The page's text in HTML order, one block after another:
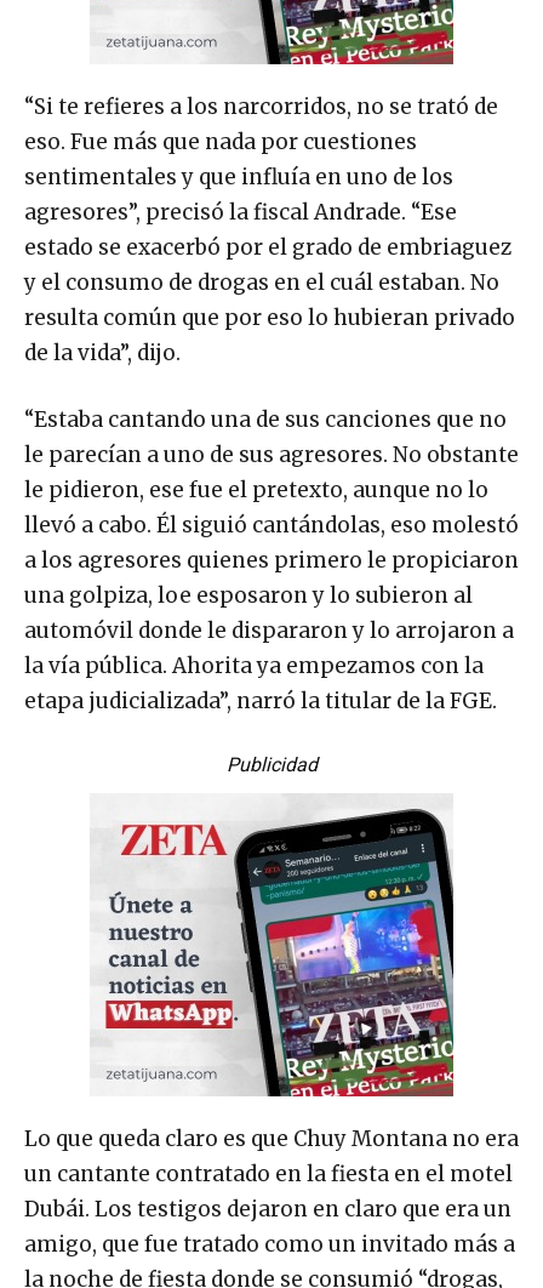
“Si te refieres a los narcorridos, no se trató de
eso. Fue más que nada por cuestiones
sentimentales y que influía en uno de los
agresores”, precisó la fiscal Andrade. “Ese
estado se exacerbó por el grado de embriaguez
y el consumo de drogas en el cuál estaban. No
resulta común que por eso lo hubieran privado
de la vida”, dijo.
“Estaba cantando una de sus canciones que no
le parecían a uno de sus agresores. No obstante
le pidieron, ese fue el pretexto, aunque no lo
llevó a cabo. Él siguió cantándolas, eso molestó
a los agresores quienes primero le propiciaron
una golpiza, loe esposaron y lo subieron al
automóvil donde le dispararon y lo arrojaron a
la vía pública. Ahorita ya empezamos con la
etapa judicializada”, narró la titular de la FGE.
Publicidad
Lo que queda claro es que Chuy Montana no era
un cantante contratado en la fiesta en el motel
Dubái. Los testigos dejaron en claro que era un
amigo, que fue tratado como un invitado más a
la noche de fiesta donde se consumió “drogas,